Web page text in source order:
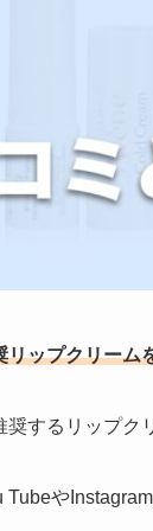
リップクリーム
奨するリップク
Tubeや